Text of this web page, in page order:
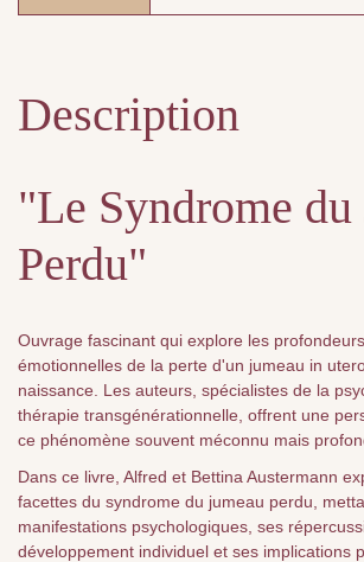
Description
"Le Syndrome du
Perdu"
Ouvrage fascinant qui explore les
émotionnelles de la perte d'un jumeau in
naissance. Les auteurs, spécialistes de la
thérapie transgénérationnelle, offrent une
ce phénomène souvent méconnu mais
Dans ce livre, Alfred et Bettina Austermann
facettes du syndrome du jumeau perdu,
manifestations psychologiques, ses
développement individuel et ses implications